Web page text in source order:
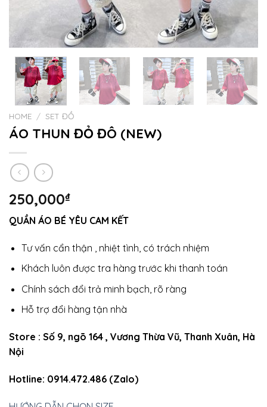
HOME / SET ĐỒ
ÁO THUN ĐỎ ĐÔ (NEW)
250,000₫
QUẦN ÁO BÉ YÊU CAM KẾT
Tư vấn cẩn thận , nhiệt tình, có trách nhiệm
Khách luôn được tra hàng trước khi thanh toán
Chính sách đổi trả minh bạch, rõ ràng
Hỗ trợ đổi hàng tận nhà
Store : Số 9, ngõ 164 , Vương Thừa Vũ, Thanh Xuân, Hà
Nội
Hotline: 0914.472.486 (Zalo)